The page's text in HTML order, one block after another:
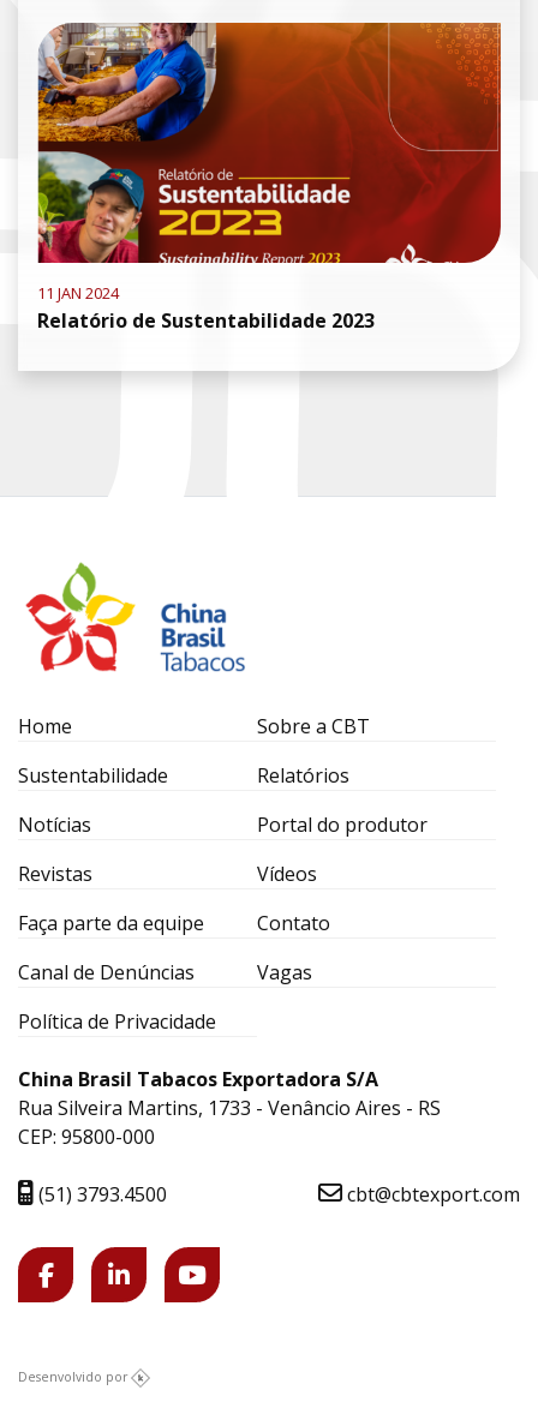
11 JAN 2024
Relatório de Sustentabilidade 2023
Home
Sobre a CBT
Sustentabilidade
Relatórios
Notícias
Portal do produtor
Revistas
Vídeos
Faça parte da equipe
Contato
Canal de Denúncias
Vagas
Política de Privacidade
China Brasil Tabacos Exportadora S/A
Rua Silveira Martins, 1733 - Venâncio Aires - RS
CEP: 95800-000
(51) 3793.4500 cbt@cbtexport.com
Desenvolvido por